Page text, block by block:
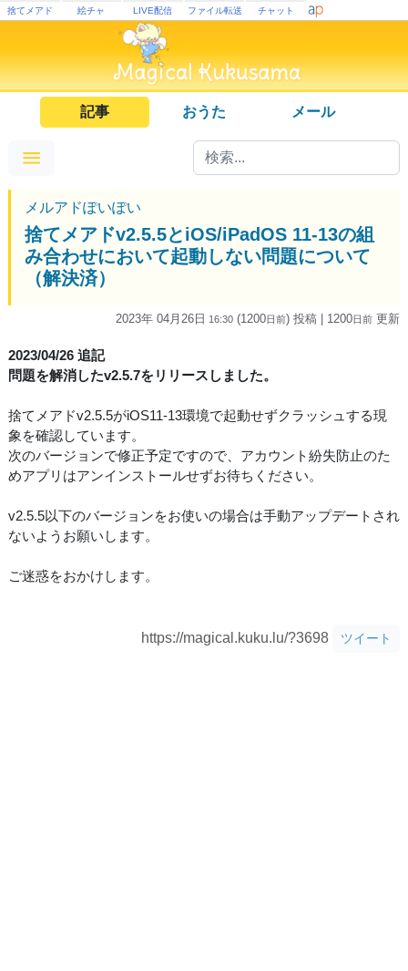
捨てメアド 絵チャ LIVE配信 ファイル転送 チャット
記事 おうた メール
メルアドぽいぽい
捨てメアドv2.5.5とiOS/iPadOS 11-13の組
み合わせにおいて起動しない問題について
（解決済）
2023年 04月26日 16:30 (1200日前) 投稿 | 1200日前 更新
2023/04/26 追記
問題を解消したv2.5.7をリリースしました。
捨てメアドv2.5.5がiOS11-13環境で起動せずクラッシュする現
象を確認しています。
次のバージョンで修正予定ですので、アカウント紛失防止のた
めアプリはアンインストールせずお待ちください。
v2.5.5以下のバージョンをお使いの場合は手動アップデートされ
ないようお願いします。
ご迷惑をおかけします。
https://magical.kuku.lu/?3698 ツイート